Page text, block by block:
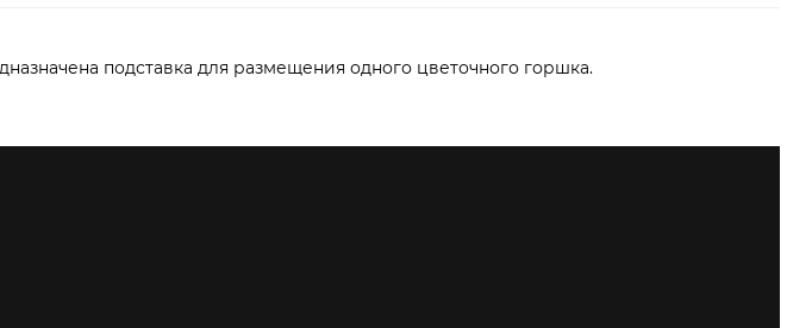
подставка для размещения одного цветочного горшка.